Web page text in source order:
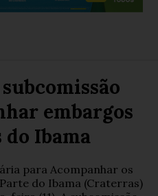
embargos
Ibama
para Acompanhar os
do Ibama (Craterras)